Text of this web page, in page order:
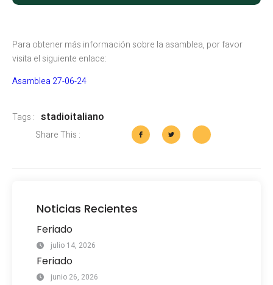
Para obtener más información sobre la asamblea, por favor
visita el siguiente enlace:
Asamblea 27-06-24
Tags : stadioitaliano
Share This :
Noticias Recientes
Feriado
julio 14, 2026
Feriado
junio 26, 2026